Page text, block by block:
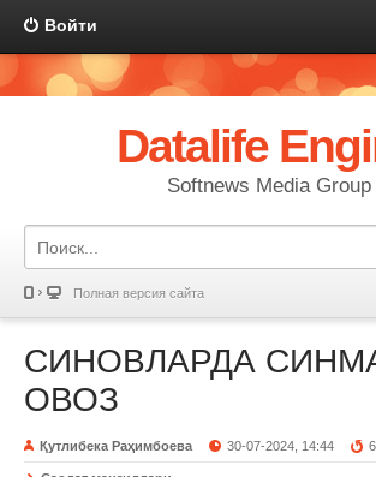
Войти
Datalife
Softnews Media Group
Полная версия сайта
СИНОВЛАРДА
ОВОЗ
Қутлибека Раҳимбоева 30-07-2024, 14:44